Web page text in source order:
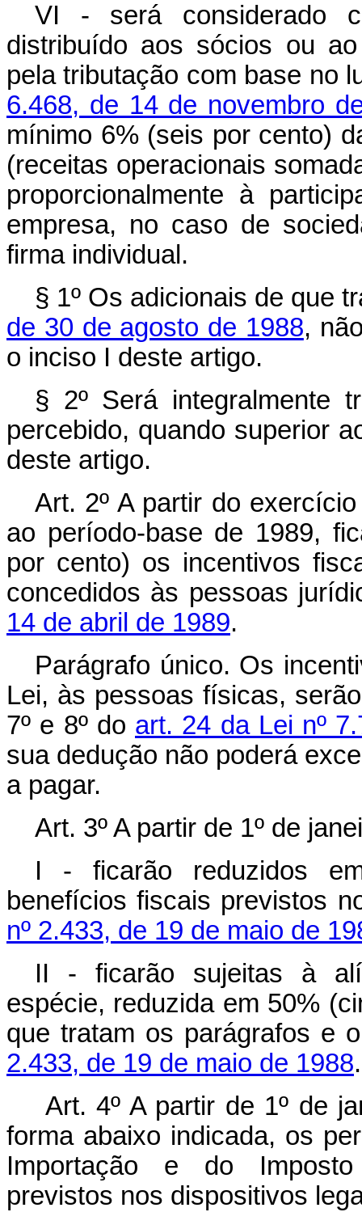
VI - será considerado
distribuído aos sócios ou
pela tributação com base no
6.468, de 14 de novembro
mínimo 6% (seis por cento)
(receitas operacionais
proporcionalmente à
empresa, no caso de
firma individual.
§ 1º Os adicionais de que
de 30 de agosto de 1988,
o inciso I deste artigo.
§ 2º Será integralmente
percebido, quando superior
deste artigo.
Art. 2º A partir do
ao período-base de 1989,
por cento) os incentivos
concedidos às pessoas
14 de abril de 1989.
Parágrafo único. Os
Lei, às pessoas físicas,
7º e 8º do art. 24 da Lei nº
sua dedução não poderá
a pagar.
Art. 3º A partir de 1º de
I - ficarão reduzidos
benefícios fiscais previstos
nº 2.433, de 19 de maio de
II - ficarão sujeitas à
espécie, reduzida em 50%
que tratam os parágrafos e
2.433, de 19 de maio de 1988.
Art. 4º A partir de 1º de
forma abaixo indicada, os
Importação e do Imposto
previstos nos dispositivos